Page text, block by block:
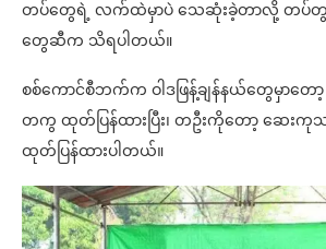
တပ်တွေရဲ့ လက်ထဲမှာပဲ သေဆုံးခဲ့တာလို့ တပ်တွင်
တွေဆီက သိရပါတယ်။
စစ်ကောင်စီဘက်က ဝါဒဖြန့်ချန်နယ်တွေမှာတေ
တကွ ထုတ်ပြန်ထားပြီး၊ တဦးကိုတော့ ဆေး
ထုတ်ပြန်ထားပါတယ်။